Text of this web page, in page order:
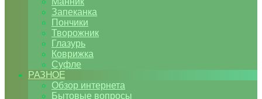
Запеканка
Пончики
Творожник
Глазурь
Коврижка
Суфле
РАЗНОЕ
Обзор интернета
Бытовые вопросы